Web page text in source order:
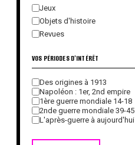
Jeux
Objets d'histoire
Revues
VOS PÉRIODES D'INTÉRÊT
Des origines à 1913
Napoléon : 1er, 2nd empire
1ère guerre mondiale 14-18
2nde guerre mondiale 39-45
L'après-guerre à aujourd'hui